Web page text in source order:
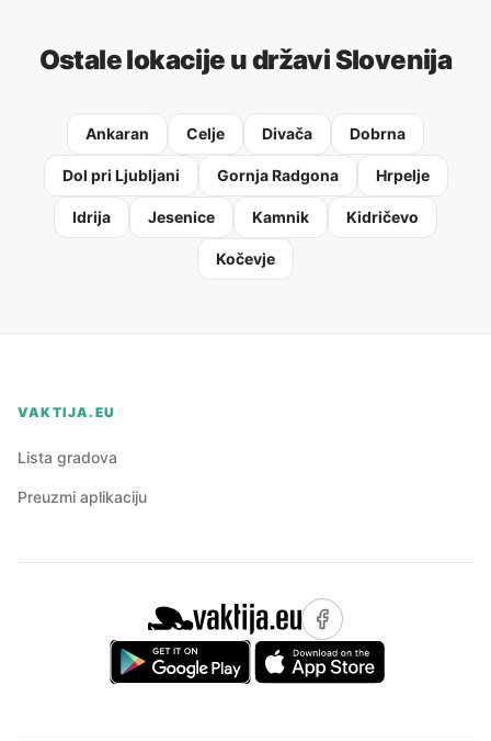
Ostale lokacije u državi Slovenija
Ankaran Celje Divača Dobrna
Dol pri Ljubljani Gornja Radgona Hrpelje
Idrija Jesenice Kamnik Kidričevo
Kočevje
VAKTIJA.EU
Lista gradova
Preuzmi aplikaciju